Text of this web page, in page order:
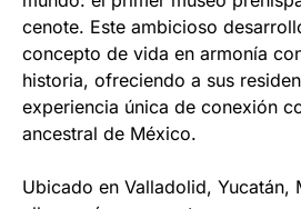
cenote. Este ambicioso
concepto de vida en armonía
historia, ofreciendo a sus
experiencia única de conexión
ancestral de México.
Ubicado en Valladolid, Yucatán,